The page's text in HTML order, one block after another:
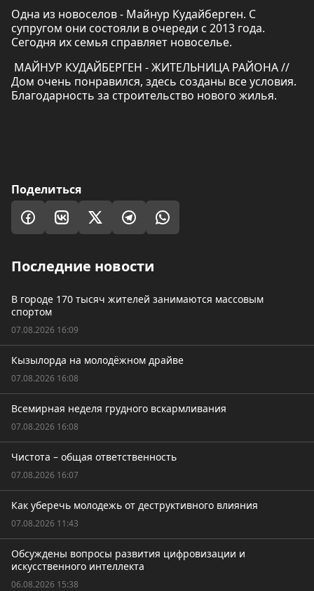
Одна из новоселов - Майнур Кудайберген. С
супругом они состояли в очереди с 2013 года.
Сегодня их семья справляет новоселье.
МАЙНУР КУДАЙБЕРГЕН - ЖИТЕЛЬНИЦА РАЙОНА //
Дом очень понравился, здесь созданы все условия.
Благодарность за строительство нового жилья.
Поделиться
Последние новости
В городе 170 тысяч жителей занимаются массовым
спортом
07.08.2026 16:09
Кызылорда на молодёжном драйве
07.08.2026 16:08
Всемирная неделя грудного вскармливания
07.08.2026 16:08
Чистота – общая ответственность
07.08.2026 16:07
Как уберечь молодежь от деструктивного влияния
07.08.2026 11:43
Обсуждены вопросы развития цифровизации и
искусственного интеллекта
06.08.2026 15:38